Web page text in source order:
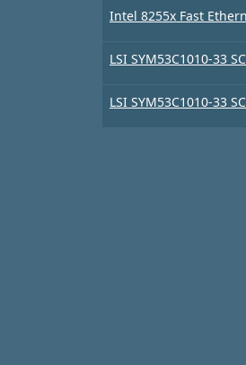
Intel 8255x Fast
LSI SYM53C1010-33
LSI SYM53C1010-33